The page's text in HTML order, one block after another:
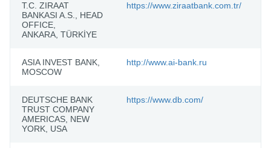
Т.C. ZIRAAT
BANKASI A.S., HEAD
OFFICE,
ANKARA, TÜRKİYE
https://www.ziraatbank.com.tr/
ASIA INVEST BANK,
MOSCOW
http://www.ai-bank.ru
DEUTSCHE BANK
TRUST COMPANY
AMERICAS, NEW
YORK, USA
https://www.db.com/